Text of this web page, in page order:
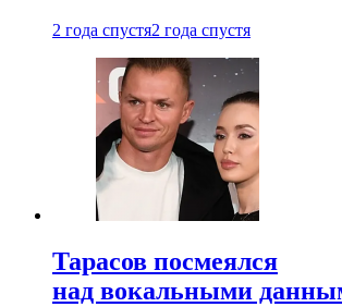
2 года спустя2 года спустя
Тарасов посмеялся
над вокальными